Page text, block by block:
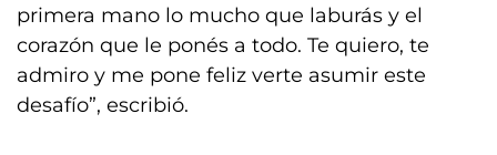
primera mano lo mucho que laburás y el
corazón que le ponés a todo. Te quiero, te
admiro y me pone feliz verte asumir este
desafío”, escribió.